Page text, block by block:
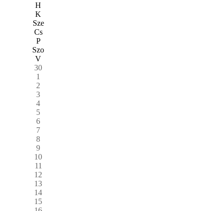
H
K
Sze
Cs
P
Szo
V
30
1
2
3
4
5
6
7
8
9
10
11
12
13
14
15